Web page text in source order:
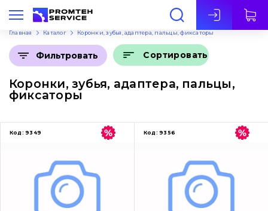
Рус
Главная Каталог Коронки, зубья, адаптера, пальцы, фиксаторы
Коронки, зубья, адаптера, пальцы,
фиксаторы
Фильтровать Сортировать
Код: 9349 Код: 9356